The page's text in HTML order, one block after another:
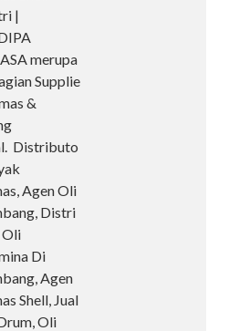
|
merupa
Supplie
&
Distributo
Agen Oli
Distri
Di
Agen
Shell, Jual
Oli